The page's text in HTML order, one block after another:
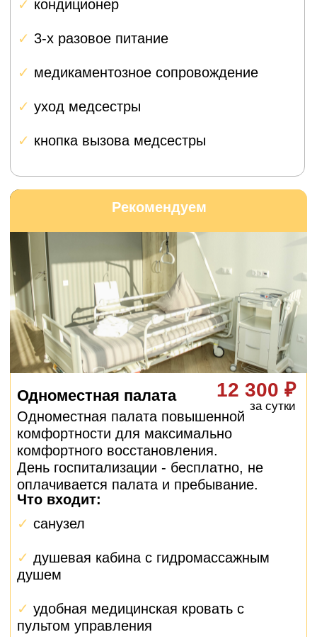
находится на впадине лопатки, гнездо — на
Забота о каждом
Персональное
этапах
Мы понимаем, что операция — это стресс,
особенно когда вы приезжаете из другого
города.
Поэтому каждому пациенту из Коломны
мы предоставляем личного координатора
с медицинским образованием.
Как работает
персональное
сопровождение
Помощь с записью на прием,
организацией анализов, бронированием
палаты и планированием поездки из
Коломны.
Планирование и координация
Даже после возвращения в Коломну ваш
менеджер остается на связи,
контролирует восстановление и отвечает
Контроль после выписки
Подготовка всех необходимых
документов, оформление больничного
листа, получение выписок и справок.
Помощь с документами